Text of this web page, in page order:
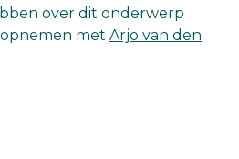
over dit onderwerp
met Arjo van den